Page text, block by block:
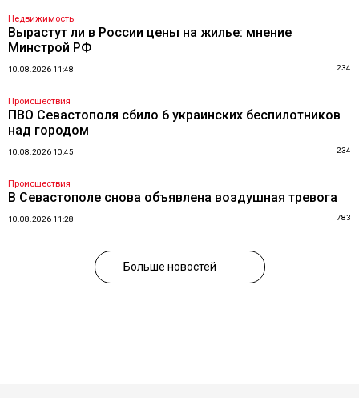
Недвижимость
Вырастут ли в России цены на жилье: мнение
Минстрой РФ
10.08.2026 11:48 234
Происшествия
ПВО Севастополя сбило 6 украинских беспилотников
над городом
10.08.2026 10:45 234
Происшествия
В Севастополе снова объявлена воздушная тревога
10.08.2026 11:28 783
Больше новостей